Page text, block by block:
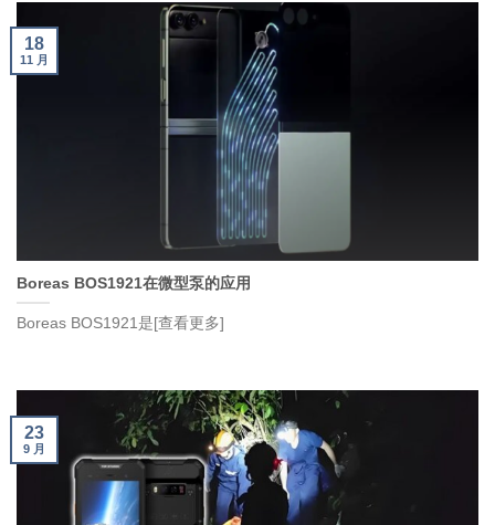
Boreas BOS1921在微型泵的应用
Boreas BOS1921是[查看更多]
18
11 月
23
9 月